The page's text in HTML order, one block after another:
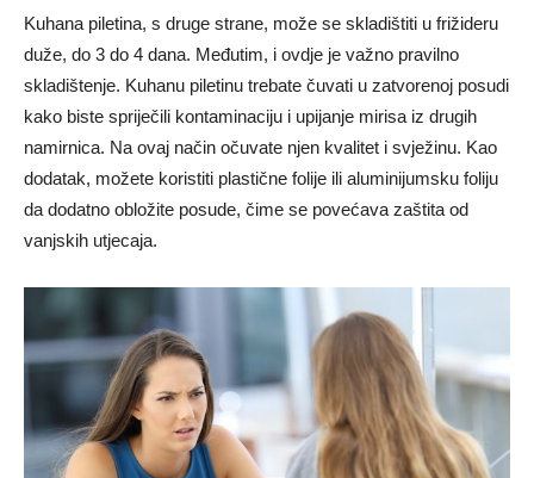
Kuhana piletina, s druge strane, može se skladištiti u frižideru
duže, do 3 do 4 dana. Međutim, i ovdje je važno pravilno
skladištenje. Kuhanu piletinu trebate čuvati u zatvorenoj posudi
kako biste spriječili kontaminaciju i upijanje mirisa iz drugih
namirnica. Na ovaj način očuvate njen kvalitet i svježinu. Kao
dodatak, možete koristiti plastične folije ili aluminijumsku foliju
da dodatno obložite posude, čime se povećava zaštita od
vanjskih utjecaja.